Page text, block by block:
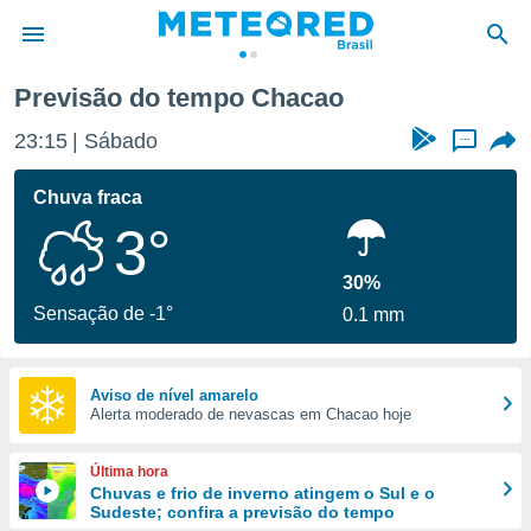
da
fornecidas
a este
das
e
forma
digital
Previsão do tempo Chacao
23:15 Sábado ...
Chuva fraca
3°
Sensação de -1°
30%
0.1 mm
Aviso de nível amarelo
Alerta moderado de nevascas em Chacao hoje
Última hora
Chuvas e frio de inverno atingem o Sul e o
Sudeste; confira a previsão do tempo